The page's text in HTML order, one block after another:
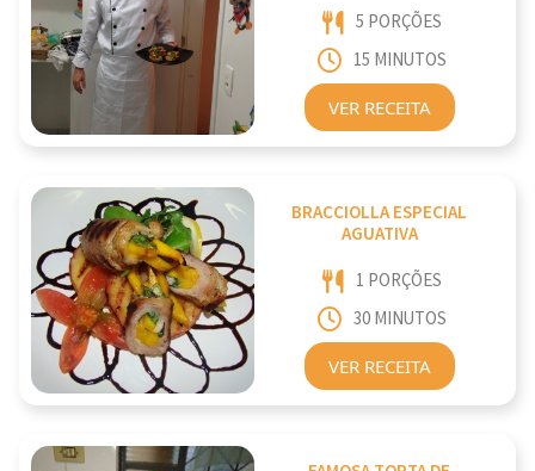
5 PORÇÕES
15 MINUTOS
VER RECEITA
BRACCIOLLA ESPECIAL
AGUATIVA
1 PORÇÕES
30 MINUTOS
VER RECEITA